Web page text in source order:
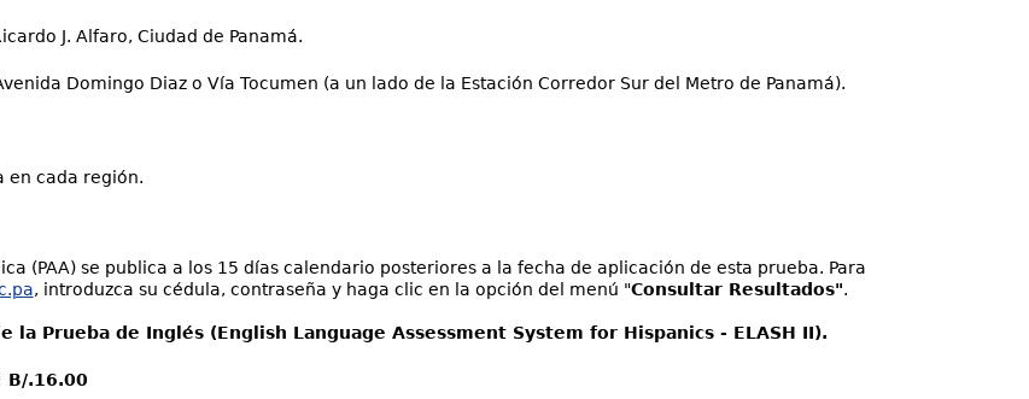
J. Alfaro, Ciudad de Panamá.
Domingo Diaz o Vía Tocumen (a un lado de la Estación Corredor Sur del Metro de Panamá).
en cada región.
(PAA) se publica a los 15 días calendario posteriores a la fecha de aplicación de esta prueba. Para
, introduzca su cédula, contraseña y haga clic en la opción del menú "Consultar Resultados".
la Prueba de Inglés (English Language Assessment System for Hispanics - ELASH II).
B/.16.00